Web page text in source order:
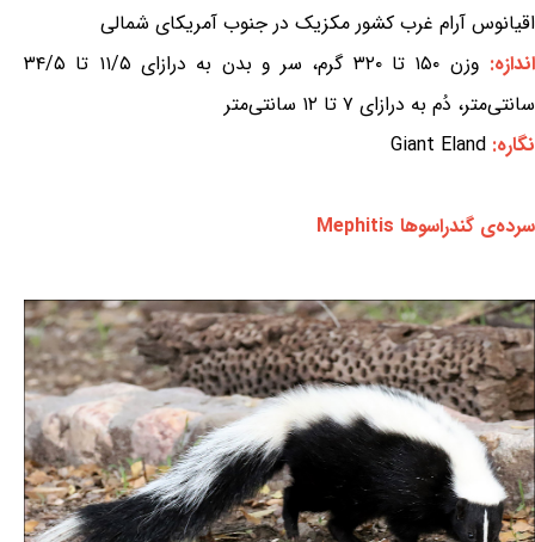
اقیانوس آرام غرب کشور مکزیک در جنوب آمریکای شمالی
اندازه:
وزن ۱۵۰ تا ۳۲۰ گرم، سر و بدن به درازای ۱۱/۵ تا ۳۴/۵
سانتی‌متر، دُم به درازای ۷ تا ۱۲ سانتی‌متر
نگاره: Giant Eland
سرده‌ی گندراسوها Mephitis